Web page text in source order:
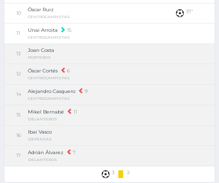
10
Óscar Ruiz
CENTROCAMPISTAS
37'
11 Unai Arroita 15
CENTROCAMPISTAS
13
Joan Costa
PORTEROS
12 Óscar Cortés 6
CENTROCAMPISTAS
14 Alejandro Casquero 9
CENTROCAMPISTAS
15 Mikel Bernabé 11
DELANTEROS
16
Ibai Vasco
DEFENSAS
17 Adrián Álvarez 7
DELANTEROS
3 2